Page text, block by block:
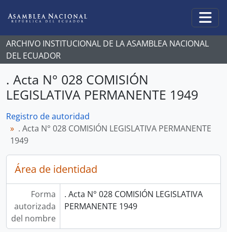
ARCHIVO INSTITUCIONAL DE LA ASAMBLEA NACIONAL
DEL ECUADOR
. Acta N° 028 COMISIÓN
LEGISLATIVA PERMANENTE 1949
Registro de autoridad
. Acta N° 028 COMISIÓN LEGISLATIVA PERMANENTE
1949
Área de identidad
Forma
autorizada
del nombre
. Acta N° 028 COMISIÓN LEGISLATIVA
PERMANENTE 1949